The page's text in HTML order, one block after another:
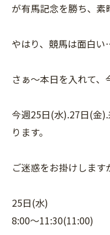
が有馬記念を勝ち、素
やはり、競馬は面白
さぁ〜本日を入れて
今週25日(水).27日(金
ります。
ご迷惑をお掛けします
25日(水)
8:00〜11:30(11:00)